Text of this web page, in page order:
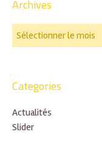
Archives
Categories
Actualités
Slider